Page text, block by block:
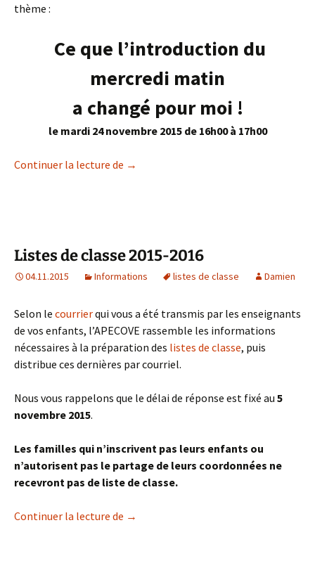
thème :
Ce que l’introduction du
mercredi matin
a changé pour moi !
le mardi 24 novembre 2015 de 16h00 à 17h00
Continuer la lecture de Goûter-philo à l’Atelier du livre
→
Listes de classe 2015-2016
04.11.2015 Informations listes de classe Damien
Selon le courrierqui vous a été transmis par les enseignants
de vos enfants, l’APECOVE rassemble les informations
nécessaires à la préparation des listes de classe, puis
distribue ces dernières par courriel.
Nous vous rappelons que le délai de réponse est fixé au 5
novembre 2015.
Les familles qui n’inscrivent pas leurs enfants ou
n’autorisent pas le partage de leurs coordonnées ne
recevront pas de liste de classe.
Continuer la lecture de Listes de classe 2015-2016
→